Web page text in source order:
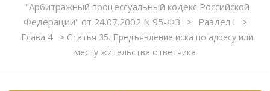
"Арбитражный процессуальный кодекс Российской
Федерации" от 24.07.2002 N 95-ФЗ
> Раздел I >
Глава 4 > Статья 35. Предъявление иска по адресу или
месту жительства ответчика